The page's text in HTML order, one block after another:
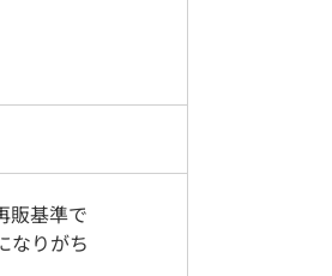
販基準で
なりがち